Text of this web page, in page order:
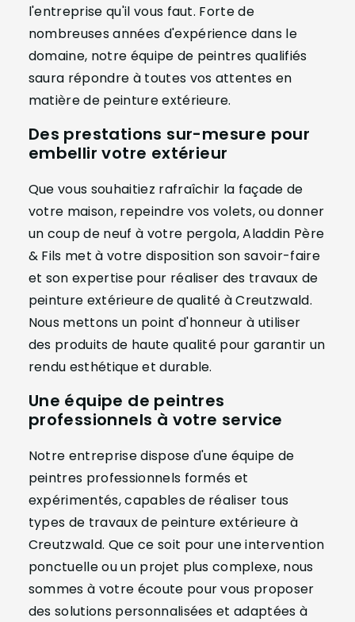
l'entreprise qu'il vous faut. Forte de
nombreuses années d'expérience dans le
domaine, notre équipe de peintres qualifiés
saura répondre à toutes vos attentes en
matière de peinture extérieure.
Des prestations sur-mesure pour
embellir votre extérieur
Que vous souhaitiez rafraîchir la façade de
votre maison, repeindre vos volets, ou donner
un coup de neuf à votre pergola, Aladdin Père
& Fils met à votre disposition son savoir-faire
et son expertise pour réaliser des travaux de
peinture extérieure de qualité à Creutzwald.
Nous mettons un point d'honneur à utiliser
des produits de haute qualité pour garantir un
rendu esthétique et durable.
Une équipe de peintres
professionnels à votre service
Notre entreprise dispose d'une équipe de
peintres professionnels formés et
expérimentés, capables de réaliser tous
types de travaux de peinture extérieure à
Creutzwald. Que ce soit pour une intervention
ponctuelle ou un projet plus complexe, nous
sommes à votre écoute pour vous proposer
des solutions personnalisées et adaptées à